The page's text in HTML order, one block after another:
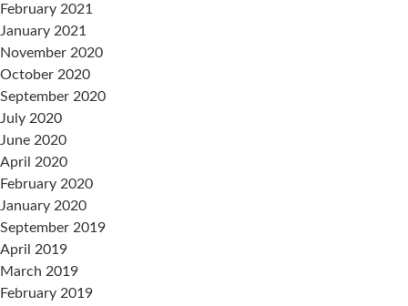
February 2021
January 2021
November 2020
October 2020
September 2020
July 2020
June 2020
April 2020
February 2020
January 2020
September 2019
April 2019
March 2019
February 2019